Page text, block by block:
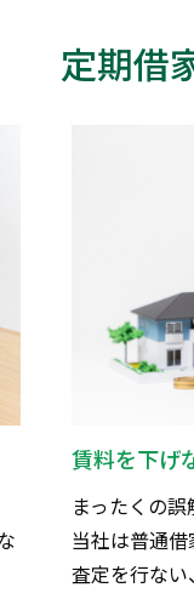
定期借
賃料を下げ
まったくの誤
当社は普通
査定を行ない、